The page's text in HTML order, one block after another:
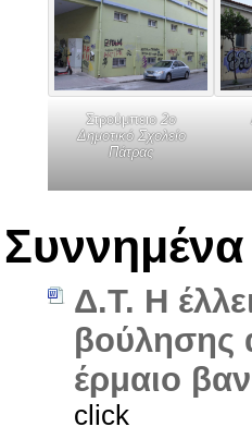
Στρούμπειο2ο
Δημοτικό Σχολείο
Πάτρας
Συννημένα
Δ.Τ. Η
βούλησης
έρμαιο
click